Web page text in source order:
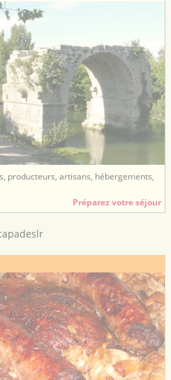
producteurs, artisans, hébergements,
Préparez votre séjour